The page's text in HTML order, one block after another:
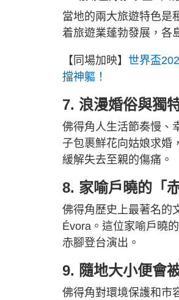
當地的兩大旅遊特色是
着旅遊業蓬勃發展，各
【同場加映】 世界盃
擋神軀！
7. 浪漫婚俗與獨
佛得角人生活節奏慢、
子包裹鮮花向姑娘求婚
緩解失去至親的傷痛。
8. 家喻戶曉的「
佛得角歷史上最著名的
Évora。這位家喻戶曉
赤腳登台演出。
9. 隨地大小便會
佛得角對環境保護和市